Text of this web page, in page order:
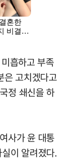
흡하고 부족
은 고치겠다고
정 쇄신을 하
사가 윤 대통
이 알려졌다.